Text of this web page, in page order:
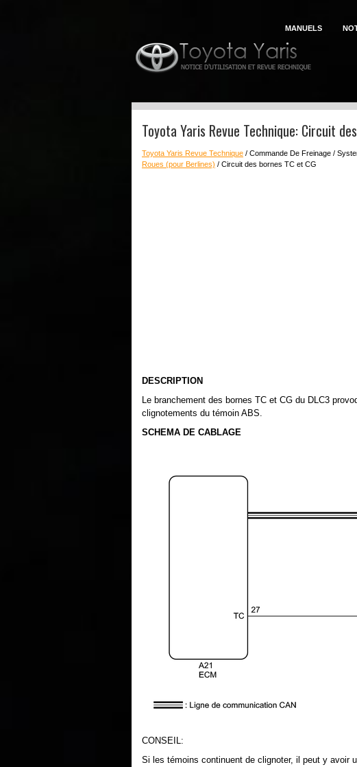
MANUELS
Toyota Yaris Revue Technique: Circuit
Toyota Yaris Revue Technique / Commande De Freinage /
Roues (pour Berlines) / Circuit des bornes TC et CG
DESCRIPTION
Le branchement des bornes TC et CG du DLC3
clignotements du témoin ABS.
SCHEMA DE CABLAGE
CONSEIL:
Si les témoins continuent de clignoter, il peut y avoir